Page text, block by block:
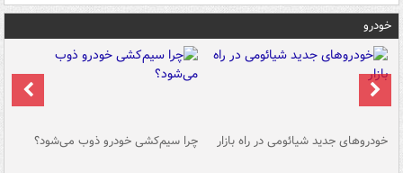
خودرو
خودروهای جدید شیائومی در راه بازار چرا سیم‌کشی خودرو ذوب می‌شود؟